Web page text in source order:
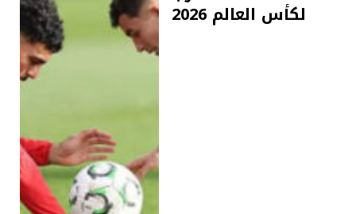
لكأس العالم 2026